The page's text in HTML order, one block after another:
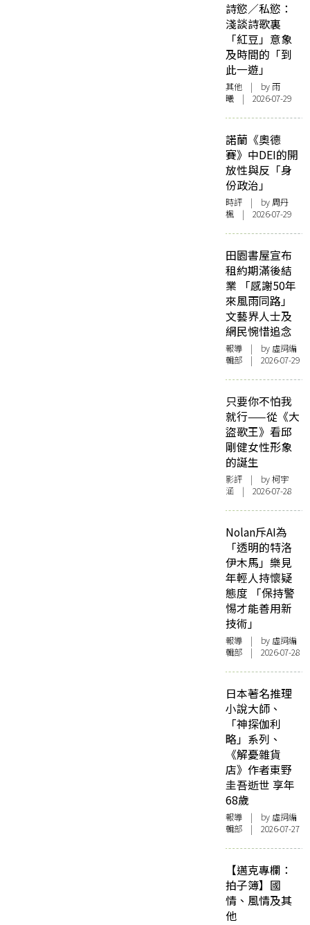
詩慾／私慾：
淺談詩歌裏
「紅豆」意象
及時間的「到
此一遊」
其他 | by 雨
曦 | 2026-07-29
諾蘭《奧德
賽》中DEI的開
放性與反「身
份政治」
時評 | by周丹
楓 | 2026-07-29
田園書屋宣布
租約期滿後結
業 「感謝50年
來風雨同路」
文藝界人士及
網民惋惜追念
報導 | by 虛詞編
輯部 | 2026-07-29
只要你不怕我
就行——從《大
盜歌王》看邱
剛健女性形象
的誕生
影評 | by 柯宇
涵 | 2026-07-28
Nolan斥AI為
「透明的特洛
伊木馬」樂見
年輕人持懷疑
態度 「保持警
惕才能善用新
技術」
報導 | by 虛詞編
輯部 | 2026-07-28
日本著名推理
小說大師、
「神探伽利
略」系列、
《解憂雜貨
店》作者東野
圭吾逝世 享年
68歲
報導 | by 虛詞編
輯部 | 2026-07-27
【邁克專欄：
拍子簿】國
情、風情及其
他